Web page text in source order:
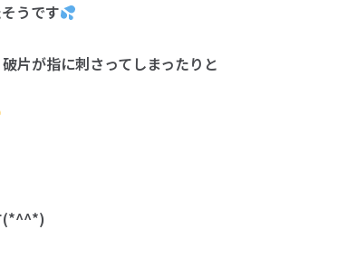
うです
片が指に刺さってしまったりと
(*^^*)